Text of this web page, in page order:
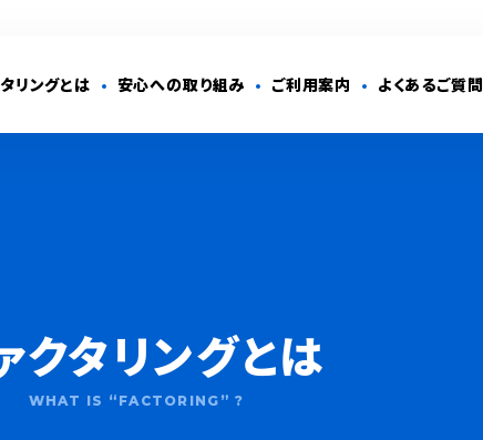
リングとは 安心への取り組み ご利用案内 よくあるご質問
クタリングとは
WHAT IS “FACTORING” ?